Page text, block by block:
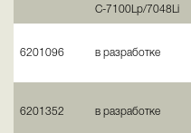
С-7100Lp/7048Li
6201096 в разработке
6201352 в разработке